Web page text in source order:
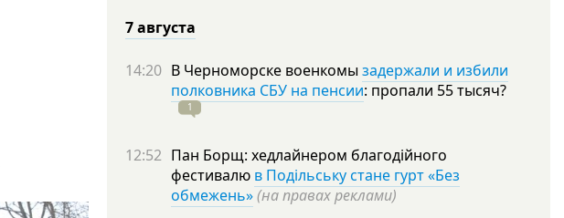
7 августа
14:20 В Черноморске военкомы задержали и избили
полковника СБУ на пенсии: пропали 55тысяч?
1
12:52 Пан Борщ: хедлайнером благодійного
фестивалю в Подільську стане гурт «Без
обмежень»(на правах реклами)